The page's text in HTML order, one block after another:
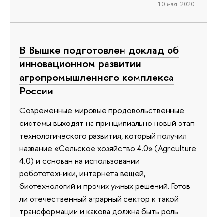
10 мая 2020
В Вышке подготовлен доклад об
инновационном развитии
агропромышленного комплекса
России
Современные мировые продовольственные
системы выходят на принципиально новый этап
технологического развития, который получил
название «Сельское хозяйство 4.0» (Agriculture
4.0) и основан на использовании
робототехники, интернета вещей,
биотехнологий и прочих умных решений. Готов
ли отечественный аграрный сектор к такой
трансформации и какова должна быть роль